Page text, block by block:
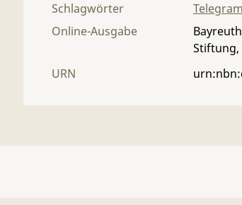
Schlagwörter
Online-Ausgabe
Stiftung,
URN